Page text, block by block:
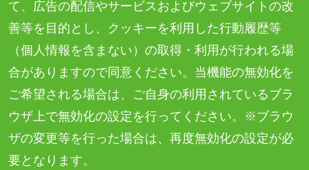
て、広告の配信やサービスおよびウェブサイトの改
善等を目的とし、クッキーを利用した行動履歴等
（個人情報を含まない）の取得・利用が行われる場
合がありますので同意ください。当機能の無効化を
ご希望される場合は、ご自身の利用されているブラ
ウザ上で無効化の設定を行ってください。※ブラウ
ザの変更等を行った場合は、再度無効化の設定が必
要となります。